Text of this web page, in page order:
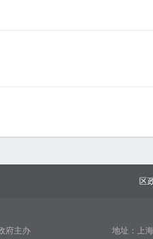
区
府主办 地址：上